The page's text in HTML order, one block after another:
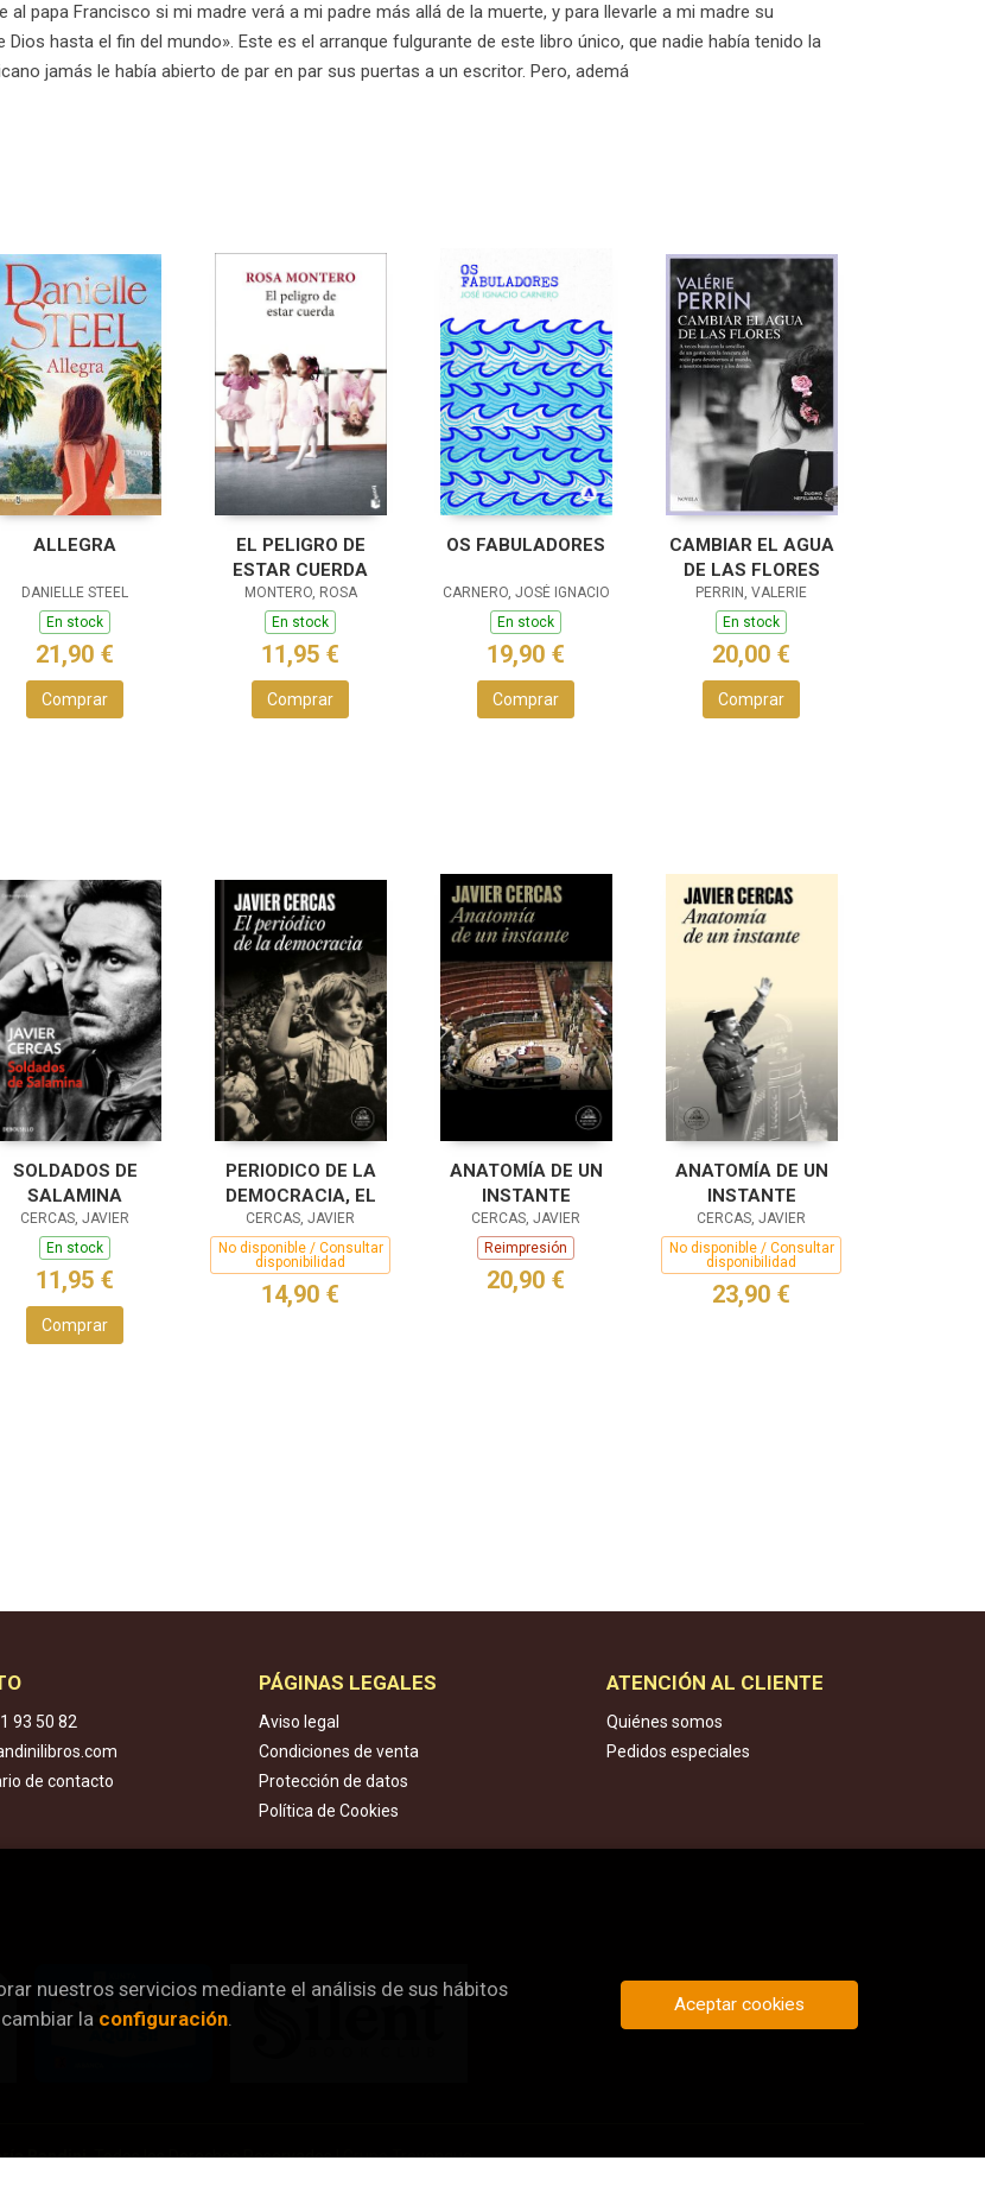
papa Francisco si mi madre verá a mi padre más allá de la muerte, y para llevarle a mi madre su
hasta el fin del mundo». Este es el arranque fulgurante de este libro único, que nadie había tenido la
jamás le había abierto de par en par sus puertas a un escritor. Pero, ademá
ALLEGRA
DANIELLE STEEL
En stock
21,90 €
Comprar
EL PELIGRO DE
ESTAR CUERDA
MONTERO, ROSA
En stock
11,95 €
Comprar
OS FABULADORES
CARNERO, JOSÉ IGNACIO
En stock
19,90 €
Comprar
CAMBIAR EL AGUA
DE LAS FLORES
PERRIN, VALERIE
En stock
20,00 €
Comprar
SOLDADOS DE
SALAMINA
CERCAS, JAVIER
En stock
11,95 €
Comprar
PERIODICO DE LA
DEMOCRACIA, EL
CERCAS, JAVIER
No disponible / Consultar
disponibilidad
14,90 €
ANATOMÍA DE UN
INSTANTE
CERCAS, JAVIER
Reimpresión
20,90 €
ANATOMÍA DE UN
INSTANTE
CERCAS, JAVIER
No disponible / Consultar
disponibilidad
23,90 €
93 50 82
de contacto
PÁGINAS LEGALES
Aviso legal
Condiciones de venta
Protección de datos
Política de Cookies
ATENCIÓN AL CLIENTE
Quiénes somos
Pedidos especiales
Bandini. Todos los Derechos Reservados |Grupo Trevenque
nuestros servicios mediante el análisis de sus hábitos
la configuración.
Aceptar cookies